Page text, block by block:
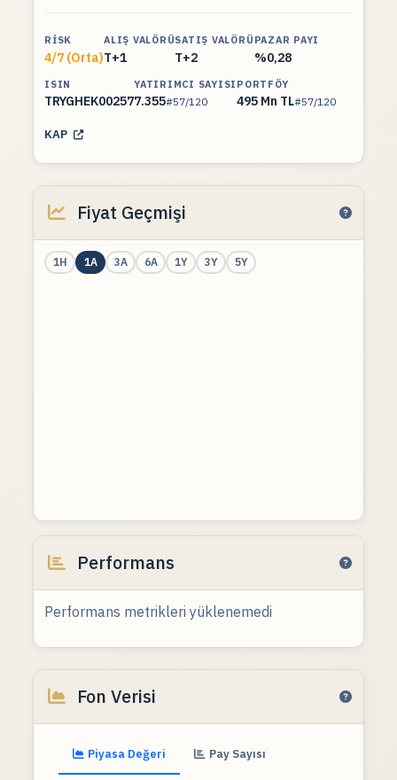
RISK
4/7 (Orta)
ALIŞ VALÖRÜ
T+1
SATIŞ VALÖRÜ
T+2
PAZAR PAYI
%0,28
ISIN
TRYGHEK00257
YATIRIMCI SAYISI
7.355#57/120
PORTFÖY
495 Mn TL#57/120
KAP
Fiyat Geçmişi
1H 1A 3A 6A 1Y 3Y 5Y
Performans
Performans metrikleri yüklenemedi
Fon Verisi
Piyasa Değeri Pay Sayısı